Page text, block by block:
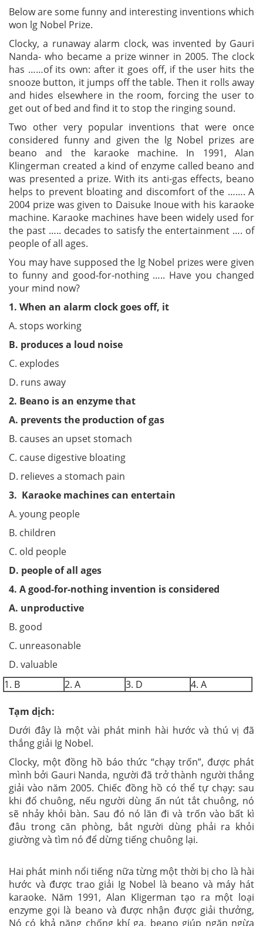
Below are some funny and interesting inventions which
won lg Nobel Prize.
Clocky, a runaway alarm clock, was invented by Gauri
Nanda- who became a prize winner in 2005. The clock
has ……of its own: after it goes off, if the user hits the
snooze button, it jumps off the table. Then it rolls away
and hides elsewhere in the room, forcing the user to
get out of bed and find it to stop the ringing sound.
Two other very popular inventions that were once
considered funny and given the lg Nobel prizes are
beano and the karaoke machine. In 1991, Alan
Klingerman created a kind of enzyme called beano and
was presented a prize. With its anti-gas effects, beano
helps to prevent bloating and discomfort of the ……. A
2004 prize was given to Daisuke Inoue with his karaoke
machine. Karaoke machines have been widely used for
the past ….. decades to satisfy the entertainment …. of
people of all ages.
You may have supposed the lg Nobel prizes were given
to funny and good-for-nothing ….. Have you changed
your mind now?
1. When an alarm clock goes off, it
A. stops working
B. produces a loud noise
C. explodes
D. runs away
2. Beano is an enzyme that
A. prevents the production of gas
B. causes an upset stomach
C. cause digestive bloating
D. relieves a stomach pain
3. Karaoke machines can entertain
A. young people
B. children
C. old people
D. people of all ages
4. A good-for-nothing invention is considered
A. unproductive
B. good
C. unreasonable
D. valuable
1. B
2. A 3. D 4. A
Tạm dịch:
Dưới đây là một vài phát minh hài hước và thú vị đã
thắng giải Ig Nobel.
Clocky, một đồng hồ báo thức “chạy trốn”, được phát
mình bởi Gauri Nanda, người đã trở thành người thắng
giải vào năm 2005. Chiếc đồng hồ có thể tự chạy: sau
khi đổ chuông, nếu người dùng ấn nút tắt chuông, nó
sẽ nhảy khỏi bàn. Sau đó nó lăn đi và trốn vào bất kì
đâu trong căn phòng, bắt người dùng phải ra khỏi
giường và tìm nó để dừng tiếng chuông lại.
Hai phát minh nổi tiếng nữa từng một thời bị cho là hài
hước và được trao giải Ig Nobel là beano và máy hát
karaoke. Năm 1991, Alan Kligerman tạo ra một loại
enzyme gọi là beano và được nhận được giải thưởng,
Nó có khả năng chống khí ga, beano giúp ngăn ngừa